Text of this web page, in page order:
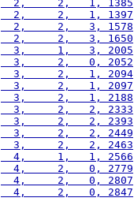
  2,     2,   1, 1385
  2,     2,   1, 1397
  2,     2,   3, 1578
  2,     2,   3, 1650
  3,     1,   3, 2005
  3,     2,   0, 2052
  3,     2,   1, 2094
  3,     2,   1, 2097
  3,     2,   1, 2188
  3,     2,   2, 2333
  3,     2,   2, 2393
  3,     2,   2, 2449
  3,     2,   2, 2463
  4,     1,   1, 2566
  4,     2,   0, 2779
  4,     2,   0, 2807
  4,     2,   0, 2847